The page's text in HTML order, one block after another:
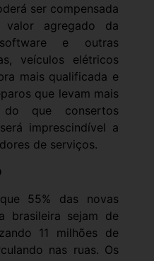
ser compensada
agregado da
e outras
veículos elétricos
mais qualificada e
que levam mais
que consertos
imprescindível a
de serviços.
55% das novas
brasileira sejam de
11 milhões de
nas ruas. Os